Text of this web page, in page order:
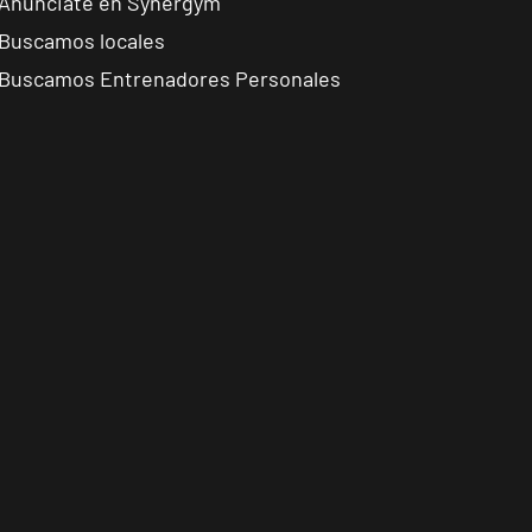
Buscamos locales
Buscamos Entrenadores Personales